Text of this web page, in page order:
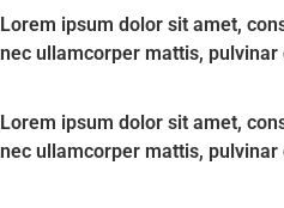
Lorem ipsum dolor sit amet,
nec ullamcorper mattis, pulvinar
Lorem ipsum dolor sit amet,
nec ullamcorper mattis, pulvinar